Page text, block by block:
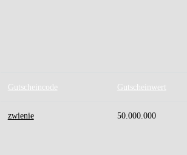
Gutscheincode Gutscheinwert
zwienie 50.000.000